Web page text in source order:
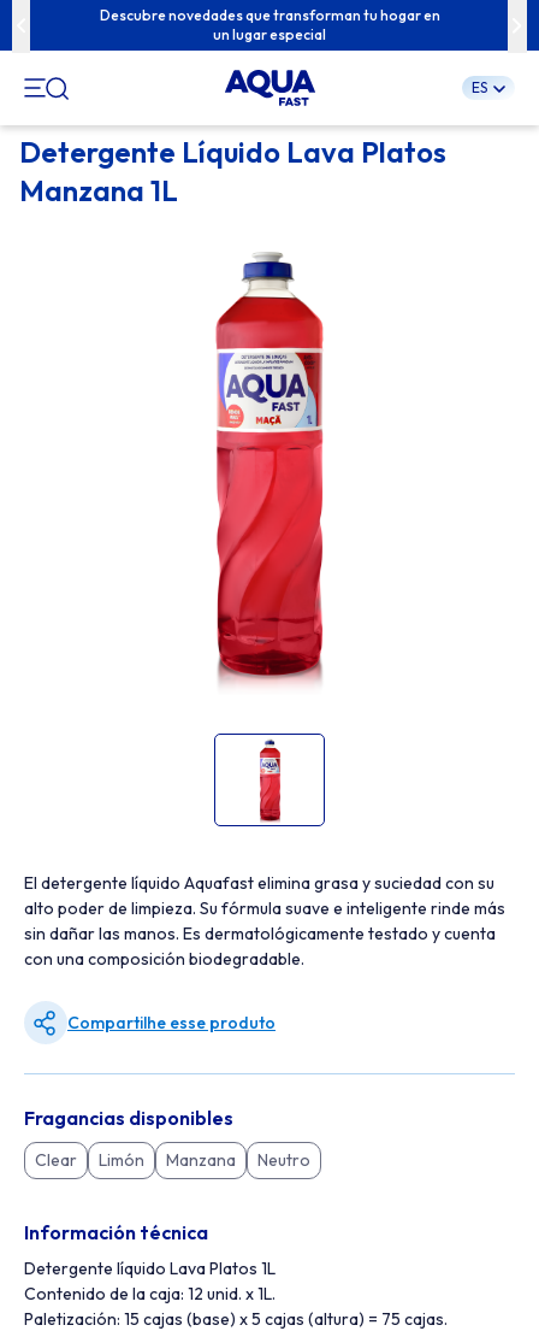
Pular
para
Descubre novedades que transforman tu hogar en
un lugar especial
ES
Detergente Líquido Lava Platos
Manzana 1L
El detergente líquido Aquafast elimina grasa y suciedad con su
alto poder de limpieza. Su fórmula suave e inteligente rinde más
sin dañar las manos. Es dermatológicamente testado y cuenta
con una composición biodegradable.
Compartilhe esse produto
Fragancias disponibles
Clear Limón Manzana Neutro
Información técnica
Detergente líquido Lava Platos 1L
Contenido de la caja: 12 unid. x 1L.
Paletización: 15 cajas (base) x 5 cajas (altura) = 75 cajas.